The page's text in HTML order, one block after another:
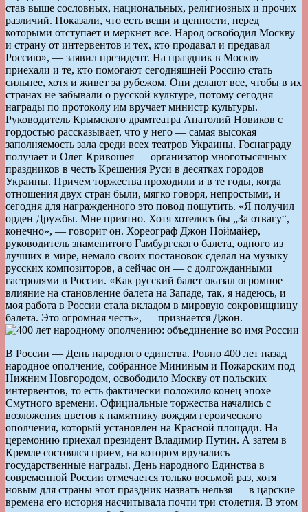
став выше сословных, национальных, религиозных и прочих
различий. Показали, что есть вещи и ценности, перед
которыми отступает и меркнет все. Народ освободил Москву
и страну от интервентов и тех, кто продавал и предавал
Россию», — заявил президент. На праздник в Москву
приехали и те, кто помогают сегодняшней Россию стать
сильнее, хотя и живет за рубежом. Они делают все, чтобы в их
странах не забывали о русской культуре, потому сегодня
награды по протоколу им вручает министр культуры.
Руководитель Крымского драмтеатра Анатолий Новиков с
гордостью рассказывает, что у него — самая высокая
заполняемость зала среди всех театров Украины. Госнаграду
получает и Олег Кривошея — организатор многотысячных
праздников в честь Крещения Руси в десятках городов
Украины. Причем торжества проходили и в те годы, когда
отношения двух стран были, мягко говоря, непростыми, и
сегодня для награжденного это повод пошутить. «Я получил
орден Дружбы. Мне приятно. Хотя хотелось бы „За отвагу“,
конечно», — говорит он. Хореограф Джон Ноймайер,
руководитель знаменитого Гамбургского балета, одного из
лучших в мире, немало своих постановок сделал на музыку
русских композиторов, а сейчас он — с долгожданными
гастролями в России. «Как русский балет оказал огромное
влияние на становление балета на Западе, так, я надеюсь, и
моя работа в России стала вкладом в мировую сокровищницу
балета. Это огромная честь», — признается Джон.
В России — День народного единства. Ровно 400 лет назад
народное ополчение, собранное Мининым и Пожарским под
Нижним Новгородом, освободило Москву от польских
интервентов, то есть фактически положило конец эпохе
Смутного времени. Официальные торжества начались с
возложения цветов к памятнику вождям героического
ополчения, который установлен на Красной площади. На
церемонию приехал президент Владимир Путин. А затем в
Кремле состоялся прием, на котором вручались
государственные награды. День народного Единства в
современной России отмечается только восьмой раз, хотя
новым для страны этот праздник назвать нельзя — в царские
времена его история насчитывала почти три столетия. В этом